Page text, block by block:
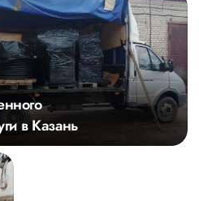
в Казань